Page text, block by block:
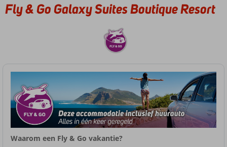
Fly & Go Galaxy Suites Boutique Resort
Waarom een Fly & Go vakantie?